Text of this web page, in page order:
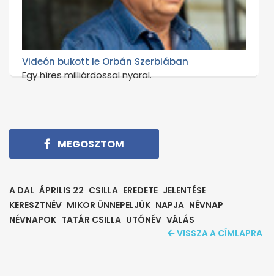
Videón bukott le Orbán Szerbiában
Egy híres milliárdossal nyaral.
MEGOSZTOM
A DAL ÁPRILIS 22 CSILLA EREDETE JELENTÉSE
KERESZTNÉV MIKOR ÜNNEPELJÜK NAPJA NÉVNAP
NÉVNAPOK TATÁR CSILLA UTÓNÉV VÁLÁS
VISSZA A CÍMLAPRA